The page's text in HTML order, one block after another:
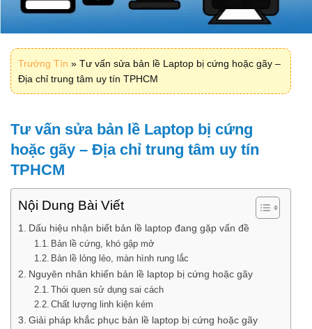
Trường Tín » Tư vấn sửa bản lề Laptop bị cứng hoặc gãy –
Địa chỉ trung tâm uy tín TPHCM
Tư vấn sửa bản lề Laptop bị cứng
hoặc gãy – Địa chỉ trung tâm uy tín
TPHCM
Nội Dung Bài Viết
Dấu hiệu nhận biết bản lề laptop đang gặp vấn đề
Bản lề cứng, khó gập mở
Bản lề lỏng lẻo, màn hình rung lắc
Nguyên nhân khiến bản lề laptop bị cứng hoặc gãy
Thói quen sử dụng sai cách
Chất lượng linh kiện kém
Giải pháp khắc phục bản lề laptop bị cứng hoặc gãy